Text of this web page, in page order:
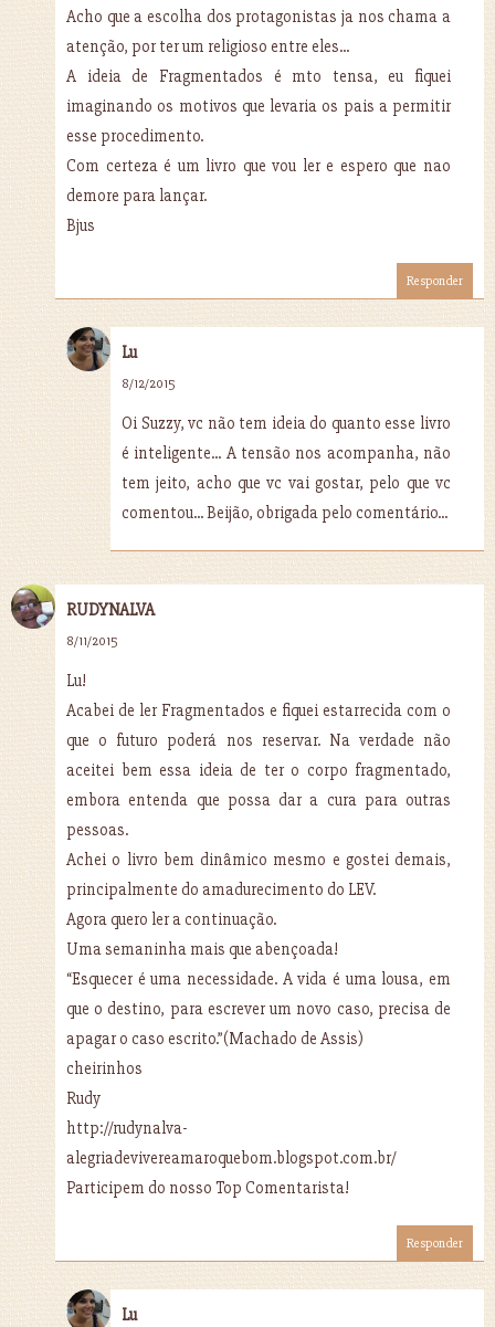
Acho que a escolha dos protagonistas ja nos chama a
atenção, por ter um religioso entre eles...
A ideia de Fragmentados é mto tensa, eu fiquei
imaginando os motivos que levaria os pais a permitir
esse procedimento.
Com certeza é um livro que vou ler e espero que nao
demore para lançar.
Bjus
Responder
Lu
8/12/2015
Oi Suzzy, vc não tem ideia do quanto esse livro
é inteligente... A tensão nos acompanha, não
tem jeito, acho que vc vai gostar, pelo que vc
comentou... Beijão, obrigada pelo comentário...
RUDYNALVA
8/11/2015
Lu!
Acabei de ler Fragmentados e fiquei estarrecida com o
que o futuro poderá nos reservar. Na verdade não
aceitei bem essa ideia de ter o corpo fragmentado,
embora entenda que possa dar a cura para outras
pessoas.
Achei o livro bem dinâmico mesmo e gostei demais,
principalmente do amadurecimento do LEV.
Agora quero ler a continuação.
Uma semaninha mais que abençoada!
“Esquecer é uma necessidade. A vida é uma lousa, em
que o destino, para escrever um novo caso, precisa de
apagar o caso escrito.”(Machado de Assis)
cheirinhos
Rudy
http://rudynalva-
alegriadevivereamaroquebom.blogspot.com.br/
Participem do nosso Top Comentarista!
Responder
Lu